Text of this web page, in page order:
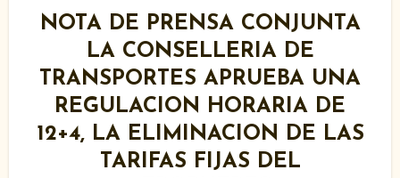
NOTA DE PRENSA CONJUNTA
LA CONSELLERIA DE
TRANSPORTES APRUEBA UNA
REGULACION HORARIA DE
12+4, LA ELIMINACION DE LAS
TARIFAS FIJAS DEL